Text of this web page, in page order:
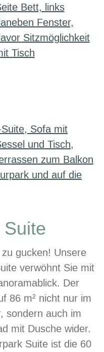
Suite
gucken! Unsere
verwöhnt Sie mit
Der
86 m² nicht nur im
sondern auch im
mit Dusche wider.
Suite ist die 60